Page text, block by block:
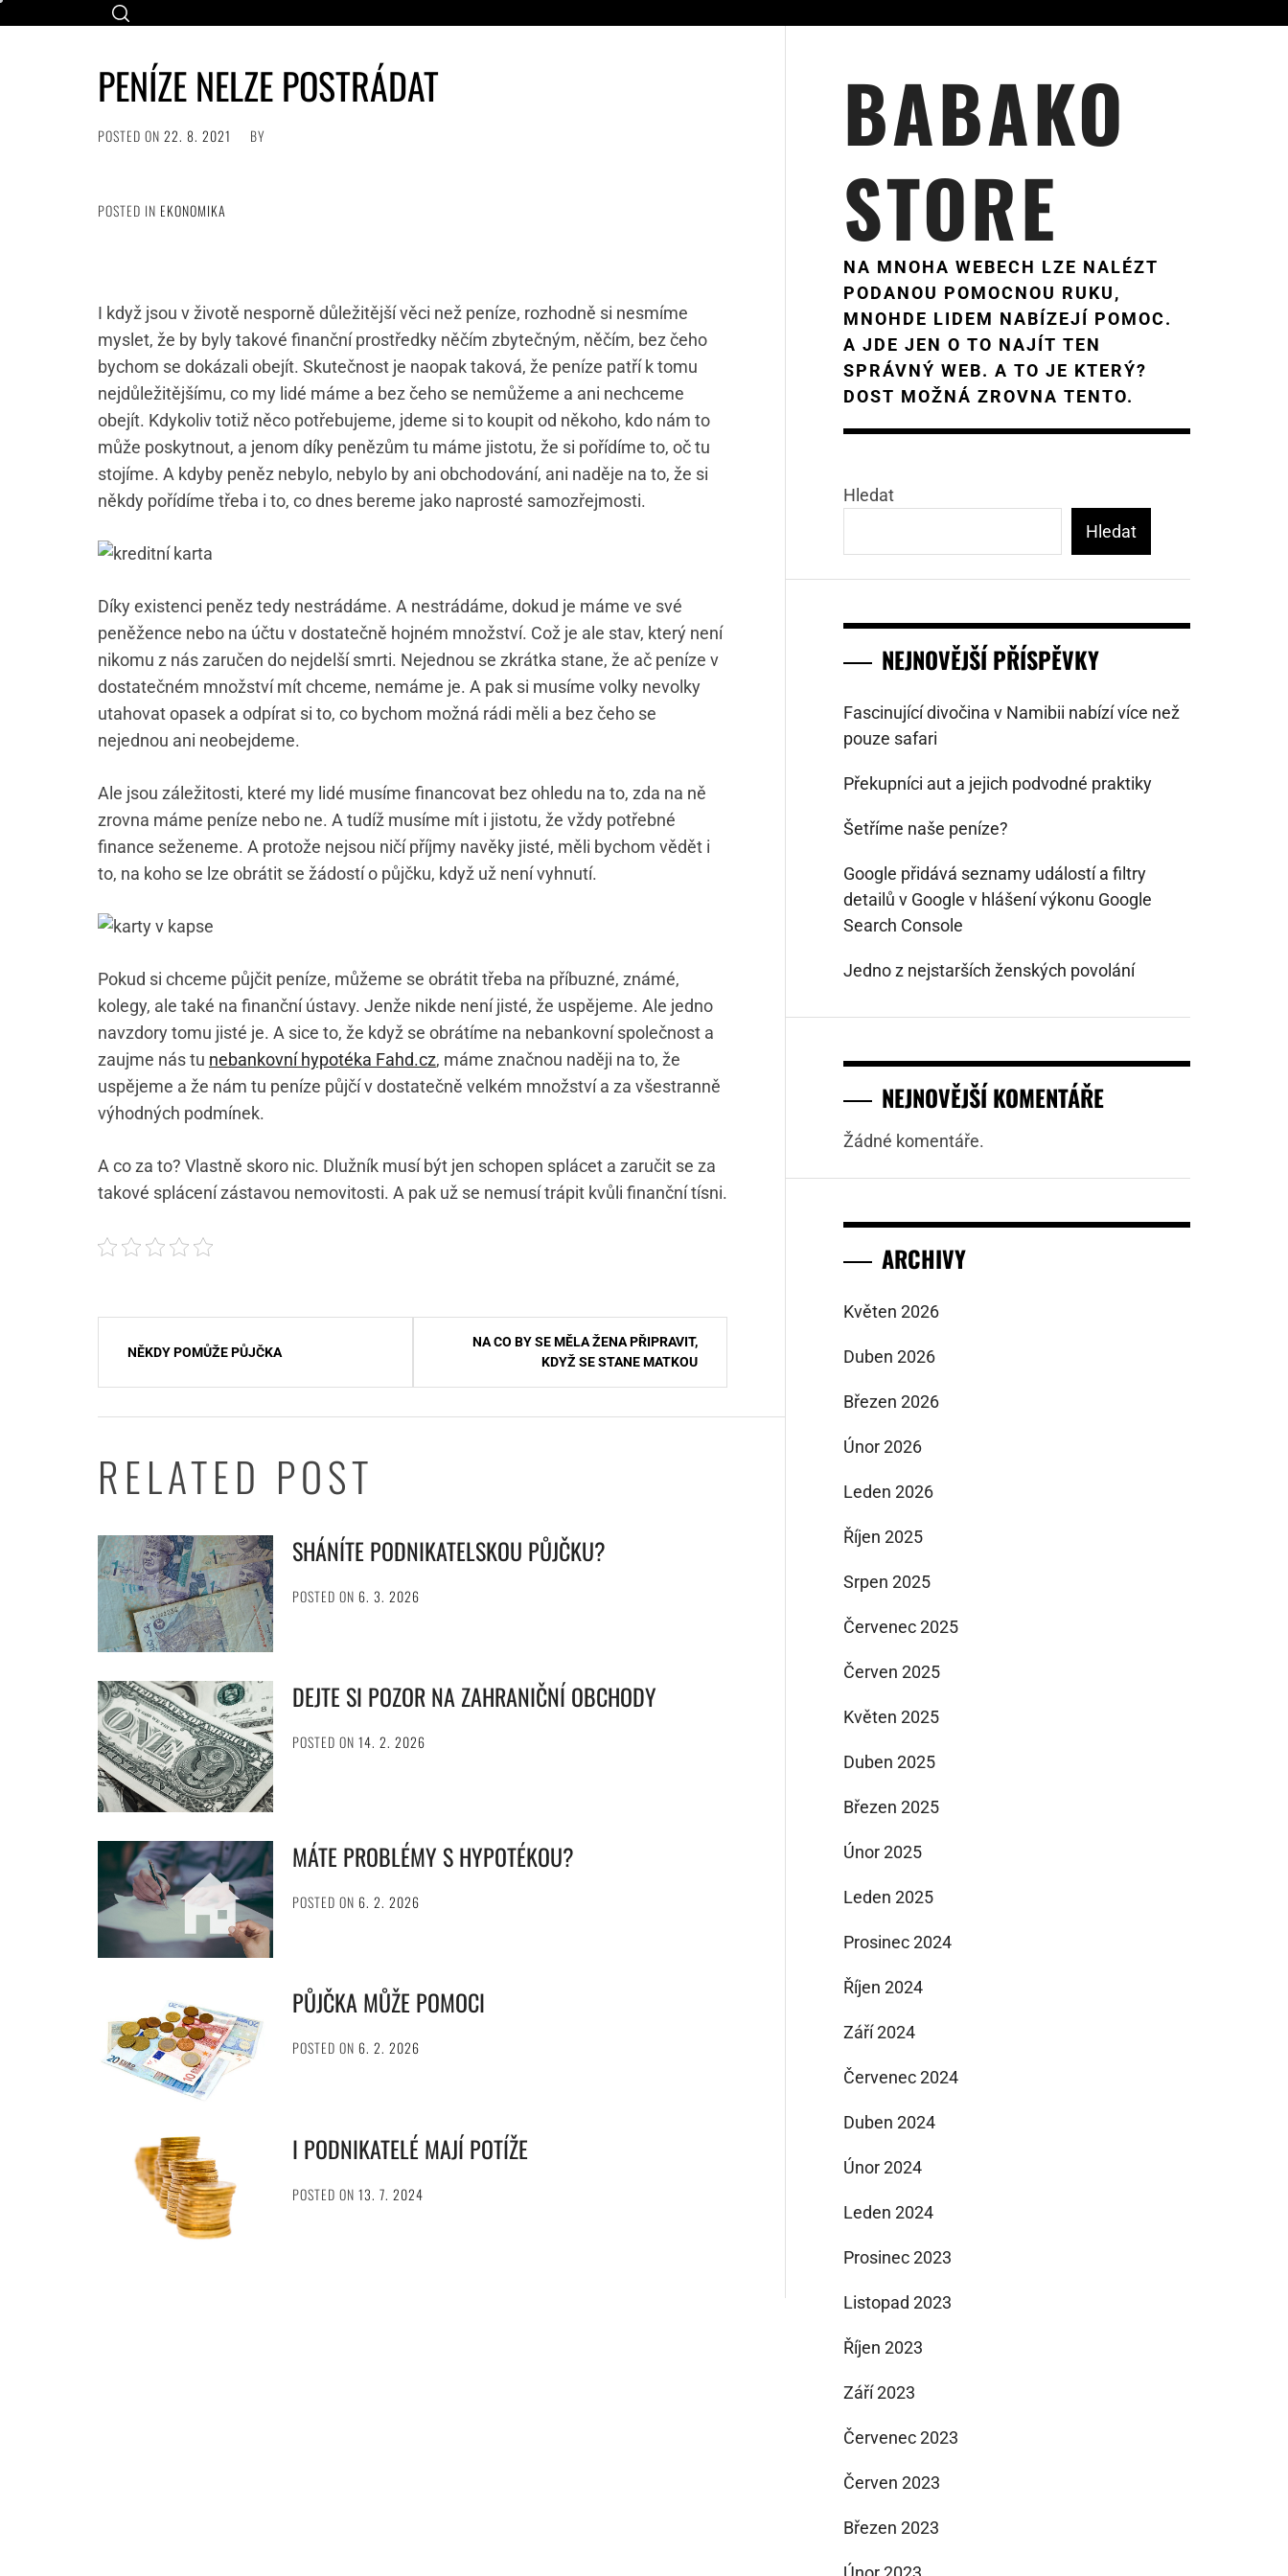
PENÍZE NELZE POSTRÁDAT
POSTED ON 22. 8. 2021 BY
POSTED IN EKONOMIKA
I když jsou v životě nesporně důležitější věci než peníze, rozhodně si nesmíme
myslet, že by byly takové finanční prostředky něčím zbytečným, něčím, bez čeho
bychom se dokázali obejít. Skutečnost je naopak taková, že peníze patří k tomu
nejdůležitějšímu, co my lidé máme a bez čeho se nemůžeme a ani nechceme
obejít. Kdykoliv totiž něco potřebujeme, jdeme si to koupit od někoho, kdo nám to
může poskytnout, a jenom díky penězům tu máme jistotu, že si pořídíme to, oč tu
stojíme. A kdyby peněz nebylo, nebylo by ani obchodování, ani naděje na to, že si
někdy pořídíme třeba i to, co dnes bereme jako naprosté samozřejmosti.
Díky existenci peněz tedy nestrádáme. A nestrádáme, dokud je máme ve své
peněžence nebo na účtu v dostatečně hojném množství. Což je ale stav, který není
nikomu z nás zaručen do nejdelší smrti. Nejednou se zkrátka stane, že ač peníze v
dostatečném množství mít chceme, nemáme je. A pak si musíme volky nevolky
utahovat opasek a odpírat si to, co bychom možná rádi měli a bez čeho se
nejednou ani neobejdeme.
Ale jsou záležitosti, které my lidé musíme financovat bez ohledu na to, zda na ně
zrovna máme peníze nebo ne. A tudíž musíme mít i jistotu, že vždy potřebné
finance seženeme. A protože nejsou ničí příjmy navěky jisté, měli bychom vědět i
to, na koho se lze obrátit se žádostí o půjčku, když už není vyhnutí.
Pokud si chceme půjčit peníze, můžeme se obrátit třeba na příbuzné, známé,
kolegy, ale také na finanční ústavy. Jenže nikde není jisté, že uspějeme. Ale jedno
navzdory tomu jisté je. A sice to, že když se obrátíme na nebankovní společnost a
zaujme nás tu nebankovní hypotéka Fahd.cz, máme značnou naději na to, že
uspějeme a že nám tu peníze půjčí v dostatečně velkém množství a za všestranně
výhodných podmínek.
A co za to? Vlastně skoro nic. Dlužník musí být jen schopen splácet a zaručit se za
takové splácení zástavou nemovitosti. A pak už se nemusí trápit kvůli finanční tísni.
Navigace
příspěvek
NĚKDY POMŮŽE PŮJČKA
NA CO BY SE MĚLA ŽENA PŘIPRAVIT,
KDYŽ SE STANE MATKOU
RELATED POST
SHÁNÍTE PODNIKATELSKOU PŮJČKU?
POSTED ON 6. 3. 2026
DEJTE SI POZOR NA ZAHRANIČNÍ OBCHODY
POSTED ON14. 2. 2026
MÁTE PROBLÉMY S HYPOTÉKOU?
POSTED ON 6. 2. 2026
PŮJČKA MŮŽE POMOCI
POSTED ON 6. 2. 2026
I PODNIKATELÉ MAJÍ POTÍŽE
POSTED ON13. 7. 2024
BABAKO
STORE
NA MNOHA WEBECH LZE NALÉZT
PODANOU POMOCNOU RUKU,
MNOHDE LIDEM NABÍZEJÍ POMOC.
A JDE JEN O TO NAJÍT TEN
SPRÁVNÝ WEB. A TO JE KTERÝ?
DOST MOŽNÁ ZROVNA TENTO.
Hledat
Hledat
NEJNOVĚJŠÍ PŘÍSPĚVKY
Fascinující divočina v Namibii nabízí více než
pouze safari
Překupníci aut a jejich podvodné praktiky
Šetříme naše peníze?
Google přidává seznamy událostí a filtry
detailů v Google v hlášení výkonu Google
Search Console
Jedno z nejstarších ženských povolání
NEJNOVĚJŠÍ KOMENTÁŘE
Žádné komentáře.
ARCHIVY
Květen 2026
Duben 2026
Březen 2026
Únor 2026
Leden 2026
Říjen 2025
Srpen 2025
Červenec 2025
Červen 2025
Květen 2025
Duben 2025
Březen 2025
Únor 2025
Leden 2025
Prosinec 2024
Říjen 2024
Září 2024
Červenec 2024
Duben 2024
Únor 2024
Leden 2024
Prosinec 2023
Listopad 2023
Říjen 2023
Září 2023
Červenec 2023
Červen 2023
Březen 2023